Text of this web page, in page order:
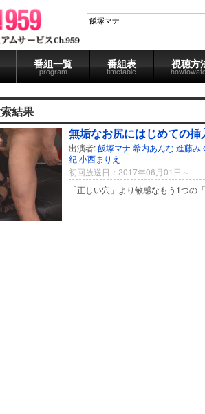
番組一覧
program
番組表
timetable
視聴方
結果
無垢なお尻にはじめての挿
出演者:飯塚マナ 希内あんな 進藤み
紀小西まりえ
初回放送日：2017年06月01日～
「正しい穴」より敏感なもう1つの